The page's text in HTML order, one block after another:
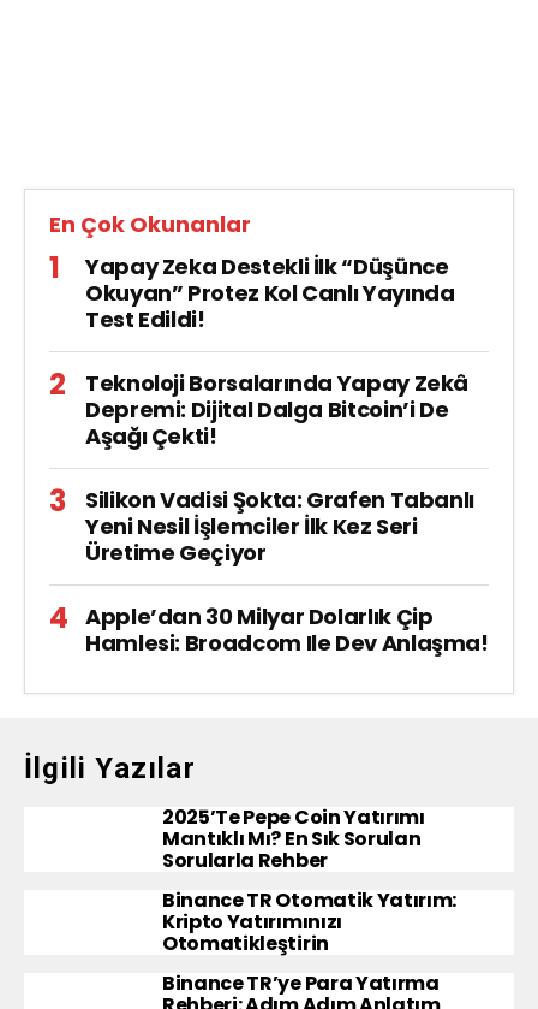
En Çok Okunanlar
Yapay Zeka Destekli İlk “Düşünce
Okuyan” Protez Kol Canlı Yayında
Test Edildi!
Teknoloji Borsalarında Yapay Zekâ
Depremi: Dijital Dalga Bitcoin’i De
Aşağı Çekti!
Silikon Vadisi Şokta: Grafen Tabanlı
Yeni Nesil İşlemciler İlk Kez Seri
Üretime Geçiyor
Apple’dan 30 Milyar Dolarlık Çip
Hamlesi: Broadcom Ile Dev Anlaşma!
İlgili Yazılar
2025’te Pepe Coin Yatırımı
Mantıklı Mı? En Sık Sorulan
Sorularla Rehber
Binance TR Otomatik Yatırım:
Kripto Yatırımınızı
Otomatikleştirin
Binance TR’ye Para Yatırma